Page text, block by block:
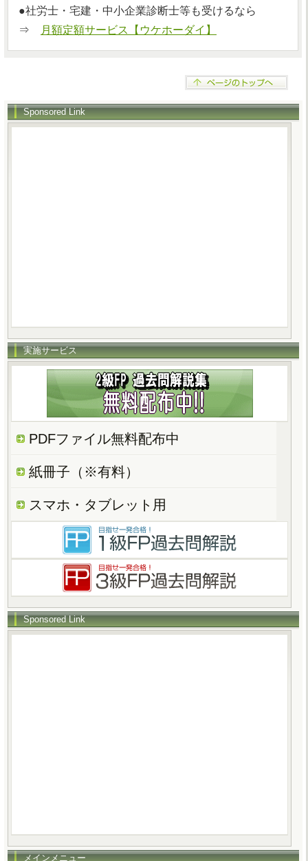
●社労士・宅建・中小企業診断士等も受けるなら
⇒
月額定額サービス【ウケホーダイ】
Sponsored Link
実施サービス
PDFファイル無料配布中
紙冊子（※有料）
スマホ・タブレット用
Sponsored Link
メインメニュー